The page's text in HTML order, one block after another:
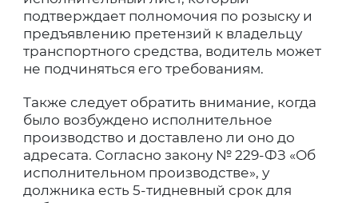
подтверждает полномочия по розыску и
предъявлению претензий к владельцу
транспортного средства, водитель может
не подчиняться его требованиям.
Также следует обратить внимание, когда
было возбуждено исполнительное
производство и доставлено ли оно до
адресата. Согласно закону № 229-ФЗ «Об
исполнительном производстве», у
должника есть 5-тидневный срок для